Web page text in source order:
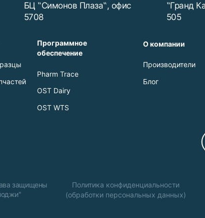
БЦ ‟Симонов Плаза‟, офис
5708
‟Гранд
505
Программное
обеспечение
Pharm Trace
OST Dairy
OST WTS
О компании
Производители
Блог
защищены
Политика конфиденциальности
(обработки персональных данных)